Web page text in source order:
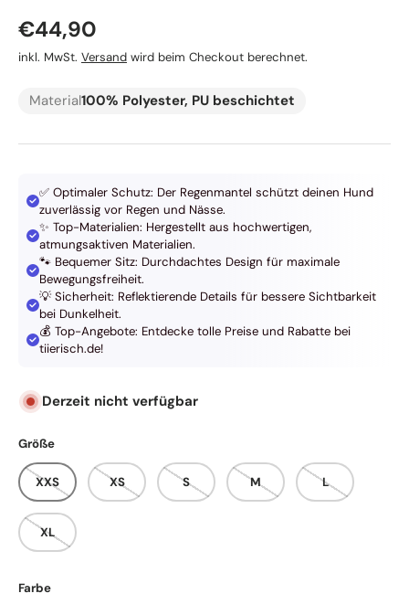
Normaler Preis
€44,90
inkl. MwSt. Versand wird beim Checkout berechnet.
Material100% Polyester, PU beschichtet
✅ Optimaler Schutz: Der Regenmantel schützt deinen Hund
zuverlässig vor Regen und Nässe.
✨ Top-Materialien: Hergestellt aus hochwertigen,
atmungsaktiven Materialien.
🐾 Bequemer Sitz: Durchdachtes Design für maximale
Bewegungsfreiheit.
💡 Sicherheit: Reflektierende Details für bessere Sichtbarkeit
bei Dunkelheit.
💰 Top-Angebote: Entdecke tolle Preise und Rabatte bei
tiierisch.de!
Derzeit nicht verfügbar
Größe
XXS XS S M L
XL
Farbe